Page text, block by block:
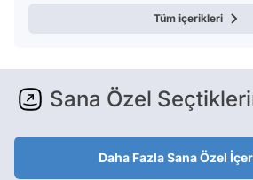
Tüm içerikleri
Sana Özel
Daha Fazla Sana Özel